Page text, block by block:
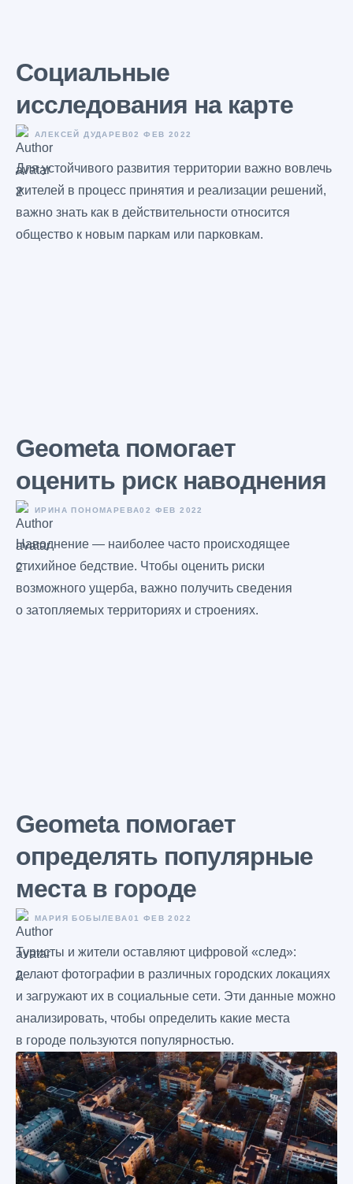
Социальные
исследования на карте
АЛЕКСЕЙ ДУДАРЕВ02 ФЕВ 2022
Для устойчивого развития территории важно вовлечь
жителей в процесс принятия и реализации решений,
важно знать как в действительности относится
общество к новым паркам или парковкам.
Geometa помогает
оценить риск наводнения
ИРИНА ПОНОМАРЕВА02 ФЕВ 2022
Наводнение — наиболее часто происходящее
стихийное бедствие. Чтобы оценить риски
возможного ущерба, важно получить сведения
о затопляемых территориях и строениях.
Geometa помогает
определять популярные
места в городе
МАРИЯ БОБЫЛЕВА01 ФЕВ 2022
Туристы и жители оставляют цифровой «след»:
делают фотографии в различных городских локациях
и загружают их в социальные сети. Эти данные можно
анализировать, чтобы определить какие места
в городе пользуются популярностью.